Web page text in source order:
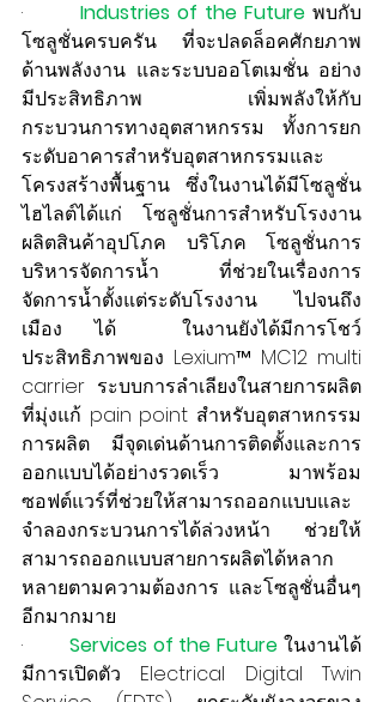
· Industries of the Future พบกับ
โซลูชั่นครบครัน ที่จะปลดล็อคศักยภาพ
ด้านพลังงาน และระบบออโตเมชั่น อย่าง
มีประสิทธิภาพ เพิ่มพลังให้กับ
กระบวนการทางอุตสาหกรรม ทั้งการยก
ระดับอาคารสำหรับอุตสาหกรรมและ
โครงสร้างพื้นฐาน ซึ่งในงานได้มีโซลูชั่น
ไฮไลต์ได้แก่ โซลูชั่นการสำหรับโรงงาน
ผลิตสินค้าอุปโภค บริโภค โซลูชั่นการ
บริหารจัดการน้ำ ที่ช่วยในเรื่องการ
จัดการน้ำตั้งแต่ระดับโรงงาน ไปจนถึง
เมือง ได้  ในงานยังได้มีการโชว์
ประสิทธิภาพของ Lexium™ MC12 multi
carrier ระบบการลำเลียงในสายการผลิต
ที่มุ่งแก้ pain point สำหรับอุตสาหกรรม
การผลิต มีจุดเด่นด้านการติดตั้งและการ
ออกแบบได้อย่างรวดเร็ว มาพร้อม
ซอฟต์แวร์ที่ช่วยให้สามารถออกแบบและ
จำลองกระบวนการได้ล่วงหน้า ช่วยให้
สามารถออกแบบสายการผลิตได้หลาก
หลายตามความต้องการ และโซลูชั่นอื่นๆ
อีกมากมาย
· Services of the Future ในงานได้
มีการเปิดตัว Electrical Digital Twin